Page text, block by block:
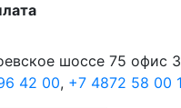
шоссе 75 офис
42 00, +7 4872 58 00